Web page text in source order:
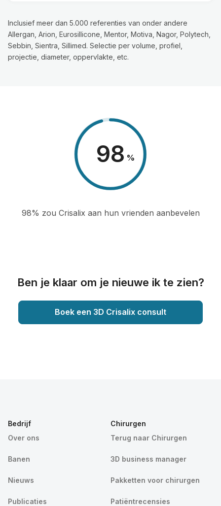
Inclusief meer dan 5.000 referenties van onder andere
Allergan, Arion, Eurosillicone, Mentor, Motiva, Nagor, Polytech,
Sebbin, Sientra, Sillimed. Selectie per volume, profiel,
projectie, diameter, oppervlakte, etc.
98 %
98% zou Crisalix aan hun vrienden aanbevelen
Ben je klaar om je nieuwe ik te zien?
Boek een 3D Crisalix consult
Bedrijf
Over ons
Banen
Nieuws
Publicaties
Chirurgen
Terug naar Chirurgen
3D business manager
Pakketten voor chirurgen
Patiëntrecensies